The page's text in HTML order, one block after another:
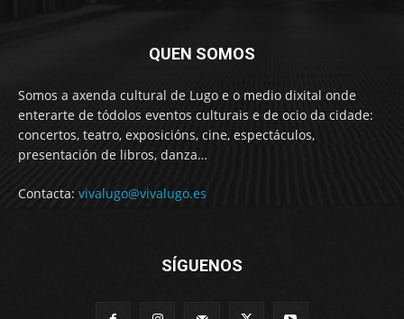
QUEN SOMOS
Somos a axenda cultural de Lugo e o medio dixital onde
enterarte de tódolos eventos culturais e de ocio da cidade:
concertos, teatro, exposicións, cine, espectáculos,
presentación de libros, danza…
Contacta: vivalugo@vivalugo.es
SÍGUENOS